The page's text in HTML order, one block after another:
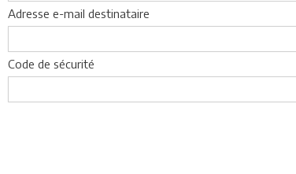
Adresse e-mail destinataire
Code de sécurité